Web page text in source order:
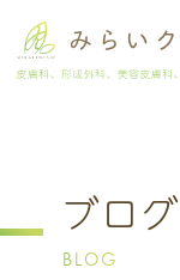
ブログ
BLOG